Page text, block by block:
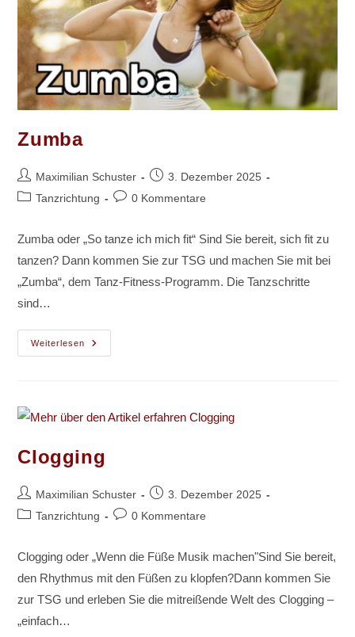
Zumba
Beitrags-
Autor:
Maximilian Schuster
Beitrag3. Dezember 2025
Beitrags-
Tanzrichtung
Beitrags-
0 Kommentare
Zumba oder „So tanze ich mich fit“ Sind Sie bereit, sich fit zu
tanzen? Dann kommen Sie zur TSG und machen Sie mit bei
„Zumba“, dem Tanz-Fitness-Programm. Die Tanzschritte
sind…
Weiterlesen Zumba
Clogging
Beitrags-
Autor:
Maximilian Schuster
Beitrag3. Dezember 2025
Beitrags-
Tanzrichtung
Beitrags-
0 Kommentare
Clogging oder „Wenn die Füße Musik machen"Sind Sie bereit,
den Rhythmus mit den Füßen zu klopfen?Dann kommen Sie
zur TSG und erleben Sie die mitreißende Welt des Clogging –
„einfach…